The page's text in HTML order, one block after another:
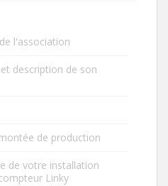
l'association
description de son
de production
de votre installation
Linky